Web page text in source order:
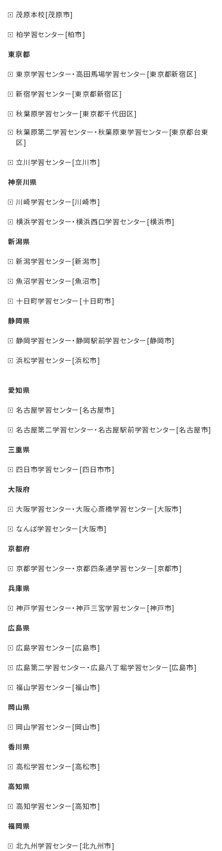
茂原本校[茂原市]
柏学習センター[柏市]
東京都
東京学習センター・高田馬場学習センター[東京都新宿区]
新宿学習センター[東京都新宿区]
秋葉原学習センター[東京都千代田区]
秋葉原第二学習センター・秋葉原東学習センター[東京都台東
区]
立川学習センター[立川市]
神奈川県
川崎学習センター[川崎市]
横浜学習センター・横浜西口学習センター[横浜市]
新潟県
新潟学習センター[新潟市]
魚沼学習センター[魚沼市]
十日町学習センター[十日町市]
静岡県
静岡学習センター・静岡駅前学習センター[静岡市]
浜松学習センター[浜松市]
愛知県
名古屋学習センター[名古屋市]
名古屋第二学習センター・名古屋駅前学習センター[名古屋市]
三重県
四日市学習センター[四日市市]
大阪府
大阪学習センター・大阪心斎橋学習センター[大阪市]
なんば学習センター[大阪市]
京都府
京都学習センター・京都四条通学習センター[京都市]
兵庫県
神戸学習センター・神戸三宮学習センター[神戸市]
広島県
広島学習センター[広島市]
広島第二学習センター・広島八丁堀学習センター[広島市]
福山学習センター[福山市]
岡山県
岡山学習センター[岡山市]
香川県
高松学習センター[高松市]
高知県
高知学習センター[高知市]
福岡県
北九州学習センター[北九州市]